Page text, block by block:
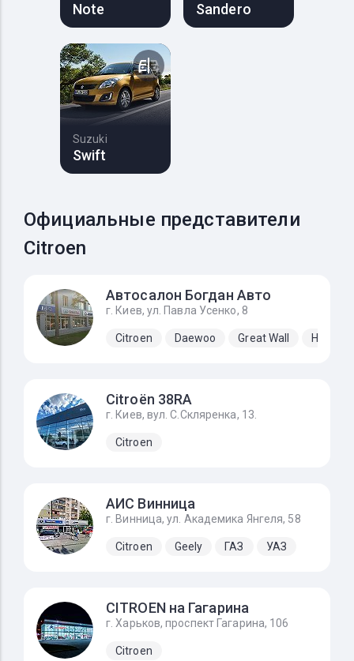
Note Sandero
Suzuki
Swift
Официальные представители
Citroen
Автосалон Богдан Авто
г. Киев, ул. Павла Усенко, 8
Citroen Daewoo Great Wall Hyundai
Citroёn 38RA
г. Киев, вул. С.Скляренка, 13.
Citroen
АИС Винница
г. Винница, ул. Академика Янгеля, 58
Citroen Geely ГАЗ УАЗ
CITROEN на Гагарина
г. Харьков, проспект Гагарина, 106
Citroen